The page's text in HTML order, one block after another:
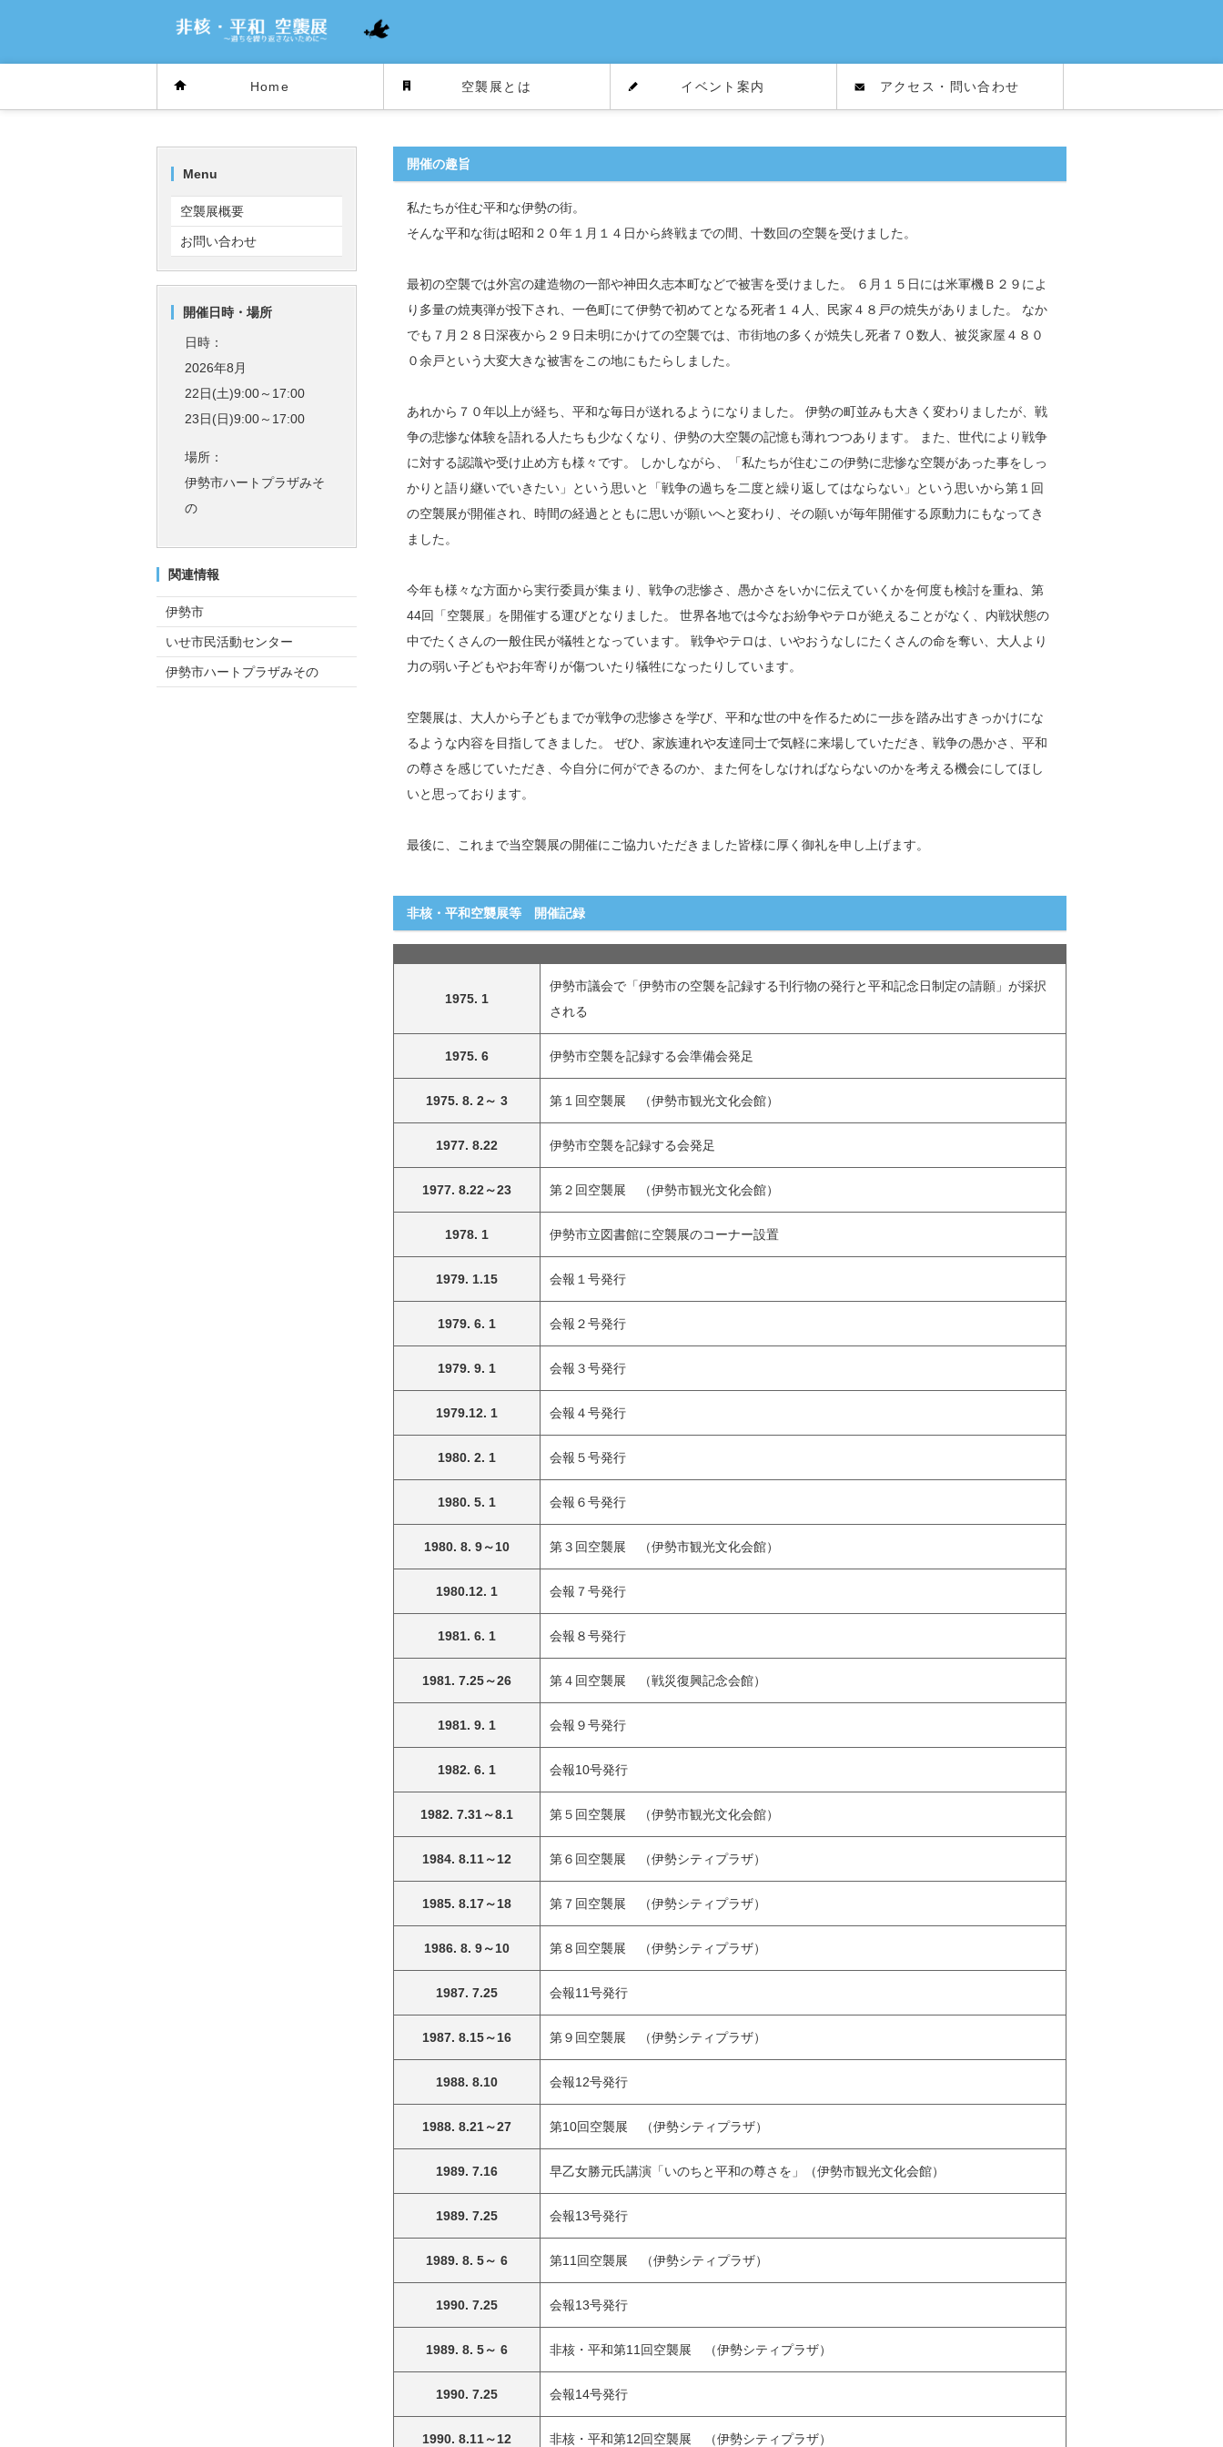
Home 空襲展とは イベント案内 アクセス・問い合わせ
開催の趣旨
私たちが住む平和な伊勢の街。
そんな平和な街は昭和２０年１月１４日から終戦までの間、十数回の空襲を受けました。
最初の空襲では外宮の建造物の一部や神田久志本町などで被害を受けました。 ６月１５日には米軍機Ｂ２９によ
り多量の焼夷弾が投下され、一色町にて伊勢で初めてとなる死者１４人、民家４８戸の焼失がありました。 なか
でも７月２８日深夜から２９日未明にかけての空襲では、市街地の多くが焼失し死者７０数人、被災家屋４８０
０余戸という大変大きな被害をこの地にもたらしました。
あれから７０年以上が経ち、平和な毎日が送れるようになりました。 伊勢の町並みも大きく変わりましたが、戦
争の悲惨な体験を語れる人たちも少なくなり、伊勢の大空襲の記憶も薄れつつあります。 また、世代により戦争
に対する認識や受け止め方も様々です。 しかしながら、「私たちが住むこの伊勢に悲惨な空襲があった事をしっ
かりと語り継いでいきたい」という思いと「戦争の過ちを二度と繰り返してはならない」という思いから第１回
の空襲展が開催され、時間の経過とともに思いが願いへと変わり、その願いが毎年開催する原動力にもなってき
ました。
今年も様々な方面から実行委員が集まり、戦争の悲惨さ、愚かさをいかに伝えていくかを何度も検討を重ね、第
44回「空襲展」を開催する運びとなりました。 世界各地では今なお紛争やテロが絶えることがなく、内戦状態の
中でたくさんの一般住民が犠牲となっています。 戦争やテロは、いやおうなしにたくさんの命を奪い、大人より
力の弱い子どもやお年寄りが傷ついたり犠牲になったりしています。
空襲展は、大人から子どもまでが戦争の悲惨さを学び、平和な世の中を作るために一歩を踏み出すきっかけにな
るような内容を目指してきました。 ぜひ、家族連れや友達同士で気軽に来場していただき、戦争の愚かさ、平和
の尊さを感じていただき、今自分に何ができるのか、また何をしなければならないのかを考える機会にしてほし
いと思っております。
最後に、これまで当空襲展の開催にご協力いただきました皆様に厚く御礼を申し上げます。
非核・平和空襲展等 開催記録
1975. 1
伊勢市議会で「伊勢市の空襲を記録する刊行物の発行と平和記念日制定の請願」が採択
される
1975. 6 伊勢市空襲を記録する会準備会発足
1975. 8. 2～ 3 第１回空襲展 （伊勢市観光文化会館）
1977. 8.22 伊勢市空襲を記録する会発足
1977. 8.22～23 第２回空襲展 （伊勢市観光文化会館）
1978. 1 伊勢市立図書館に空襲展のコーナー設置
1979. 1.15 会報１号発行
1979. 6. 1 会報２号発行
1979. 9. 1 会報３号発行
1979.12. 1 会報４号発行
1980. 2. 1 会報５号発行
1980. 5. 1 会報６号発行
1980. 8. 9～10 第３回空襲展 （伊勢市観光文化会館）
1980.12. 1 会報７号発行
1981. 6. 1 会報８号発行
1981. 7.25～26 第４回空襲展 （戦災復興記念会館）
1981. 9. 1 会報９号発行
1982. 6. 1 会報10号発行
1982. 7.31～8.1 第５回空襲展 （伊勢市観光文化会館）
1984. 8.11～12 第６回空襲展 （伊勢シティプラザ）
1985. 8.17～18 第７回空襲展 （伊勢シティプラザ）
1986. 8. 9～10 第８回空襲展 （伊勢シティプラザ）
1987. 7.25 会報11号発行
1987. 8.15～16 第９回空襲展 （伊勢シティプラザ）
1988. 8.10 会報12号発行
1988. 8.21～27 第10回空襲展 （伊勢シティプラザ）
1989. 7.16 早乙女勝元氏講演「いのちと平和の尊さを」（伊勢市観光文化会館）
1989. 7.25 会報13号発行
1989. 8. 5～ 6 第11回空襲展 （伊勢シティプラザ）
1990. 7.25 会報13号発行
1989. 8. 5～ 6 非核・平和第11回空襲展 （伊勢シティプラザ）
1990. 7.25 会報14号発行
1990. 8.11～12 非核・平和第12回空襲展 （伊勢シティプラザ）
Menu
空襲展概要
お問い合わせ
開催日時・場所
日時：
2026年8月
22日(土)9:00～17:00
23日(日)9:00～17:00
場所：
伊勢市ハートプラザみそ
の
関連情報
伊勢市
いせ市民活動センター
伊勢市ハートプラザみその